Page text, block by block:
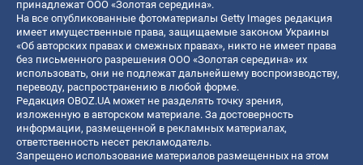
принадлежат ООО «Золотая середина».
На все опубликованные фотоматериалы Getty Images редакция
имеет имущественные права, защищаемые законом Украины
«Об авторских правах и смежных правах», никто не имеет права
без письменного разрешения ООО «Золотая середина» их
использовать, они не подлежат дальнейшему воспроизводству,
переводу, распространению в любой форме.
Редакция OBOZ.UA может не разделять точку зрения,
изложенную в авторском материале. За достоверность
информации, размещенной в рекламных материалах,
ответственность несет рекламодатель.
Запрещено использование материалов размещенных на этом